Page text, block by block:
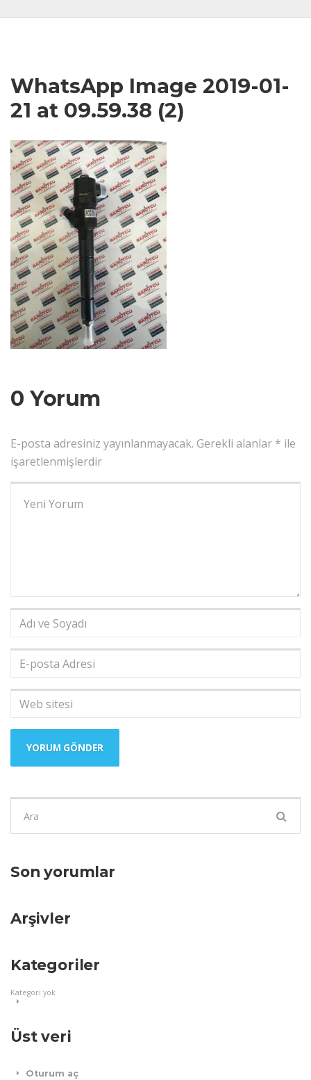
WhatsApp Image 2019-01-
21 at 09.59.38 (2)
0 Yorum
E-posta adresiniz yayınlanmayacak. Gerekli alanlar * ile
işaretlenmişlerdir
Adı
Soyadı*
posta
Adresi*
Web
ara:
Son yorumlar
Arşivler
Kategoriler
Kategori yok
Üst veri
Oturum aç